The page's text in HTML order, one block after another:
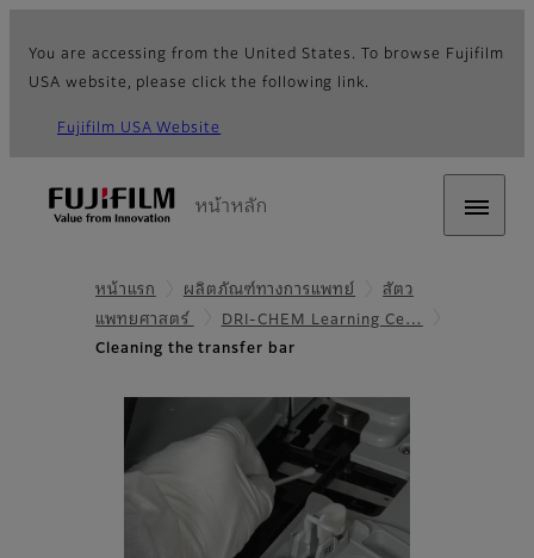
You are accessing from the United States. To browse Fujifilm
USA website, please click the following link.
Fujifilm USA Website
หน้าหลัก
หน้าแรก ผลิตภัณฑ์ทางการแพทย์
สัตว
แพทยศาสตร์
DRI-CHEM Learning Ce…
Cleaning the transfer bar